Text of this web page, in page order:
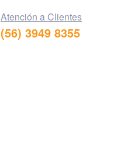
Atención a Clientes
(56) 3949 8355